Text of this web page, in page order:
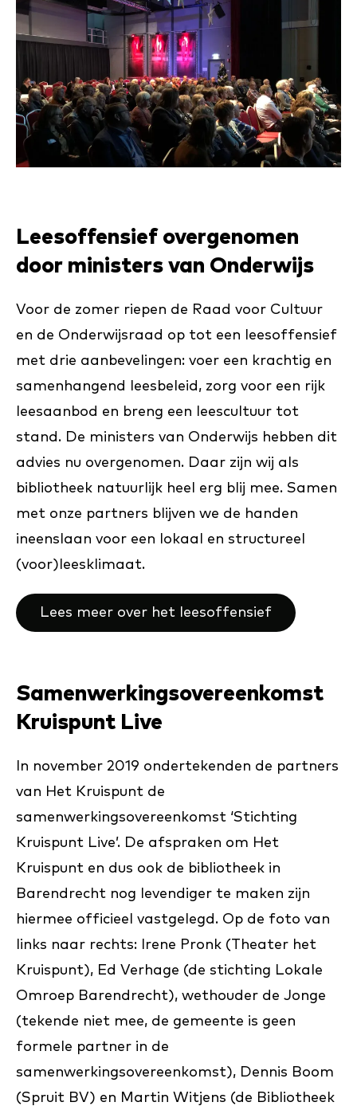
Leesoffensief overgenomen
door ministers van Onderwijs
Voor de zomer riepen de Raad voor Cultuur
en de Onderwijsraad op tot een leesoffensief
met drie aanbevelingen: voer een krachtig en
samenhangend leesbeleid, zorg voor een rijk
leesaanbod en breng een leescultuur tot
stand. De ministers van Onderwijs hebben dit
advies nu overgenomen. Daar zijn wij als
bibliotheek natuurlijk heel erg blij mee. Samen
met onze partners blijven we de handen
ineenslaan voor een lokaal en structureel
(voor)leesklimaat.
Lees meer over het leesoffensief
Samenwerkingsovereenkomst
Kruispunt Live
In november 2019 ondertekenden de partners
van Het Kruispunt de
samenwerkingsovereenkomst ‘Stichting
Kruispunt Live’. De afspraken om Het
Kruispunt en dus ook de bibliotheek in
Barendrecht nog levendiger te maken zijn
hiermee officieel vastgelegd. Op de foto van
links naar rechts: Irene Pronk (Theater het
Kruispunt), Ed Verhage (de stichting Lokale
Omroep Barendrecht), wethouder de Jonge
(tekende niet mee, de gemeente is geen
formele partner in de
samenwerkingsovereenkomst), Dennis Boom
(Spruit BV) en Martin Witjens (de Bibliotheek